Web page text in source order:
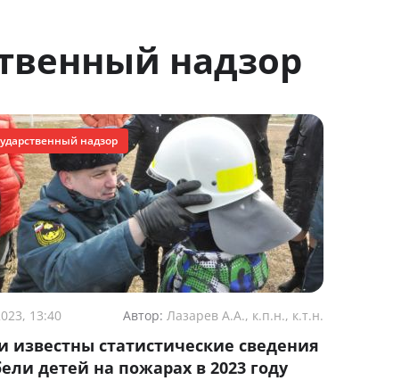
надзор
надзор
13:40 Автор: Лазарев А.А., к.п.н., к.т.н.
известны статистические сведения
детей на пожарах в 2023 году